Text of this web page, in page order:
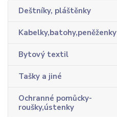
Deštníky, pláštěnky
Kabelky,batohy,peněženky
Bytový textil
Tašky a jiné
Ochranné pomůcky-
roušky,ústenky